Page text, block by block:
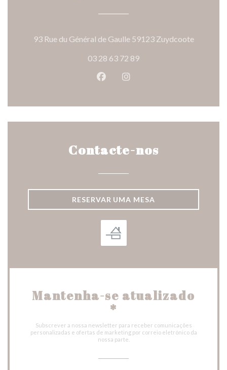
93 Rue du Général de Gaulle 59123 Zuydcoote((abre
03 28 63 72 89
Facebook ((abre numa nova
Instagram ((abre numa
Contacte-nos
RESERVAR UMA MESA
Mantenha-se atualizado
*
Subscrever a nossa newsletter para receber comunicações
personalizadas e ofertas de marketing por correio eletrónico da
nossa parte.